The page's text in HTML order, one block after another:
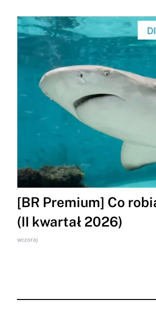
[BR Premium] Co
(II kwartał 2026)
wczoraj